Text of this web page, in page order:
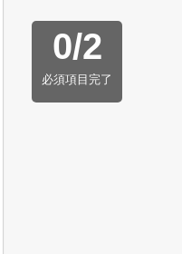
0/2
必須項目完了